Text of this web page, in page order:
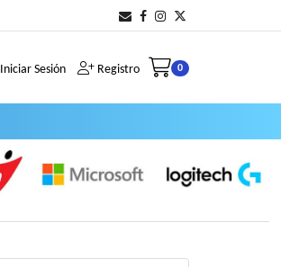
Iniciar Sesión Registro 0